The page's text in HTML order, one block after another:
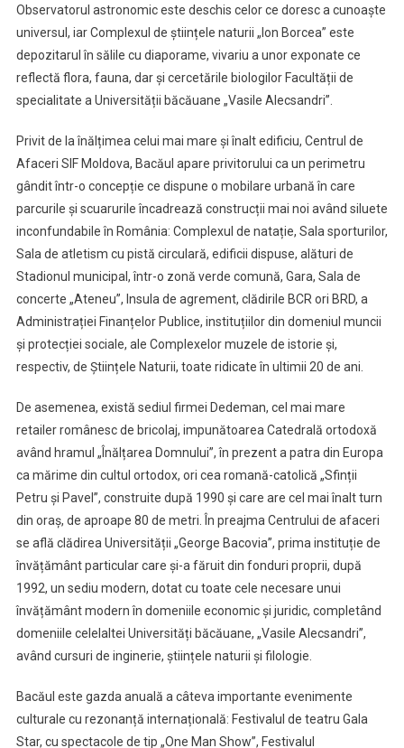
Observatorul astronomic este deschis celor ce doresc a cunoaște
universul, iar Complexul de științele naturii „Ion Borcea” este
depozitarul în sălile cu diaporame, vivariu a unor exponate ce
reflectă flora, fauna, dar și cercetările biologilor Facultății de
specialitate a Universității băcăuane „Vasile Alecsandri”.
Privit de la înălțimea celui mai mare și înalt edificiu, Centrul de
Afaceri SIF Moldova, Bacăul apare privitorului ca un perimetru
gândit într-o concepție ce dispune o mobilare urbană în care
parcurile și scuarurile încadrează construcții mai noi având siluete
inconfundabile în România: Complexul de natație, Sala sporturilor,
Sala de atletism cu pistă circulară, edificii dispuse, alături de
Stadionul municipal, într-o zonă verde comună, Gara, Sala de
concerte „Ateneu”, Insula de agrement, clădirile BCR ori BRD, a
Administrației Finanțelor Publice, instituțiilor din domeniul muncii
și protecției sociale, ale Complexelor muzele de istorie și,
respectiv, de Științele Naturii, toate ridicate în ultimii 20 de ani.
De asemenea, există sediul firmei Dedeman, cel mai mare
retailer românesc de bricolaj, impunătoarea Catedrală ortodoxă
având hramul „Înălțarea Domnului”, în prezent a patra din Europa
ca mărime din cultul ortodox, ori cea romană-catolică „Sfinții
Petru și Pavel”, construite după 1990 și care are cel mai înalt turn
din oraș, de aproape 80 de metri. În preajma Centrului de afaceri
se află clădirea Universității „George Bacovia”, prima instituție de
învățământ particular care și-a făruit din fonduri proprii, după
1992, un sediu modern, dotat cu toate cele necesare unui
învățământ modern în domeniile economic și juridic, completând
domeniile celelaltei Universități băcăuane, „Vasile Alecsandri”,
având cursuri de inginerie, științele naturii și filologie.
Bacăul este gazda anuală a câteva importante evenimente
culturale cu rezonanță internațională: Festivalul de teatru Gala
Star, cu spectacole de tip „One Man Show”, Festivalul